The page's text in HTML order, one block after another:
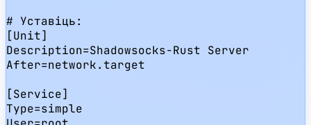
# Уставіць:
[Unit]
Description=Shadowsocks-Rust Server
After=network.target
[Service]
Type=simple